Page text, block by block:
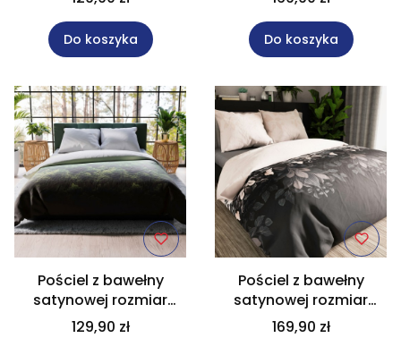
Do koszyka Do koszyka
Pościel z bawełny
satynowej rozmiar
160x200 cm FOREST
129,90 zł
Pościel z bawełny
satynowej rozmiar
220x200 cm KELLY
169,90 zł